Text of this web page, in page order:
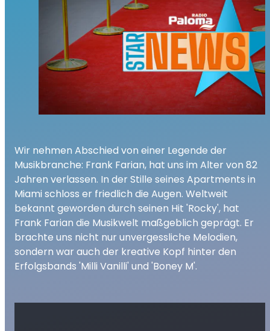
Wir nehmen Abschied von einer Legende der
Musikbranche: Frank Farian, hat uns im Alter von 82
Jahren verlassen. In der Stille seines Apartments in
Miami schloss er friedlich die Augen. Weltweit
bekannt geworden durch seinen Hit 'Rocky', hat
Frank Farian die Musikwelt maßgeblich geprägt. Er
brachte uns nicht nur unvergessliche Melodien,
sondern war auch der kreative Kopf hinter den
Erfolgsbands 'Milli Vanilli' und 'Boney M'.